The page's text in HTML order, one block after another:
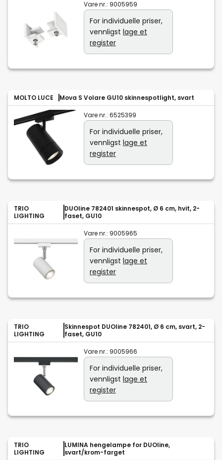
Vare nr.: 9005959
For individuelle priser,
vennligst lage et
register
MOLTO LUCE Mova S Volare GU10 skinnespotlight, svart
Vare nr.: 6525399
For individuelle priser,
vennligst lage et
register
TRIO
LIGHTING
DUOline 782401 skinnespot, Ø 6 cm, hvit, 2-
faset, GU10
Vare nr.: 9005965
For individuelle priser,
vennligst lage et
register
TRIO
LIGHTING
Skinnespot DUOline 782401, Ø 6 cm, svart, 2-
faset, GU10
Vare nr.: 9005966
For individuelle priser,
vennligst lage et
register
TRIO
LIGHTING
LUMINA hengelampe for DUOline,
svart/krom-farget